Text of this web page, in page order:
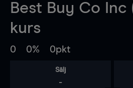
Best Buy Co Inc
kurs
0 0% 0pkt
Sälj
-